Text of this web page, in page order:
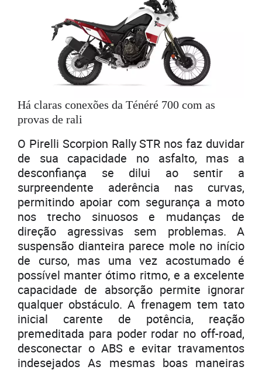
Há claras conexões da Ténéré 700 com as
provas de rali
O Pirelli Scorpion Rally STR nos faz duvidar
de sua capacidade no asfalto, mas a
desconfiança se dilui ao sentir a
surpreendente aderência nas curvas,
permitindo apoiar com segurança a moto
nos trecho sinuosos e mudanças de
direção agressivas sem problemas. A
suspensão dianteira parece mole no início
de curso, mas uma vez acostumado é
possível manter ótimo ritmo, e a excelente
capacidade de absorção permite ignorar
qualquer obstáculo. A frenagem tem tato
inicial carente de potência, reação
premeditada para poder rodar no off-road,
desconectar o ABS e evitar travamentos
indesejados As mesmas boas maneiras